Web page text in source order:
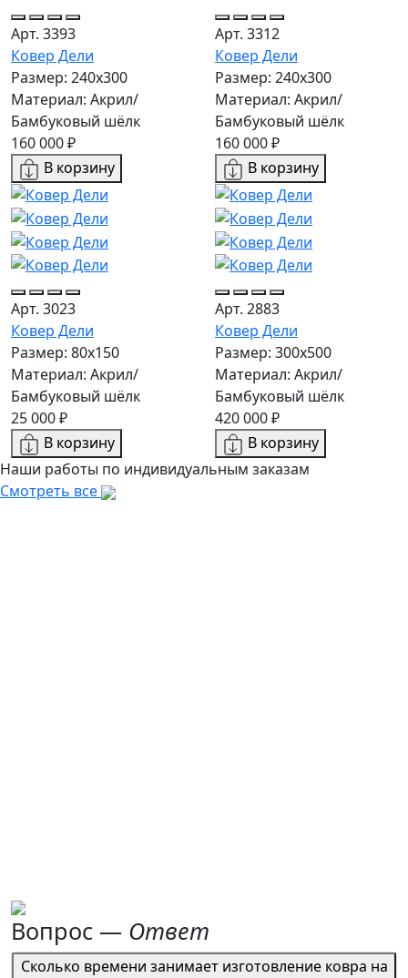
Арт. 3393
Ковер Дели
Размер: 240х300
Материал: Акрил/
Бамбуковый шёлк
160 000 ₽
В корзину
Арт. 3312
Ковер Дели
Размер: 240х300
Материал: Акрил/
Бамбуковый шёлк
160 000 ₽
В корзину
Арт. 3023
Ковер Дели
Размер: 80x150
Материал: Акрил/
Бамбуковый шёлк
25 000 ₽
В корзину
Арт. 2883
Ковер Дели
Размер: 300х500
Материал: Акрил/
Бамбуковый шёлк
420 000 ₽
В корзину
Наши работы по индивидуальным заказам
Смотреть все
Вопрос — Ответ
Сколько времени занимает изготовление ковра на